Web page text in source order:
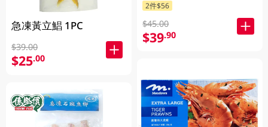
急凍黃立鯧 1PC
$39.00
$25.00
2件$56
$45.00
$39.90